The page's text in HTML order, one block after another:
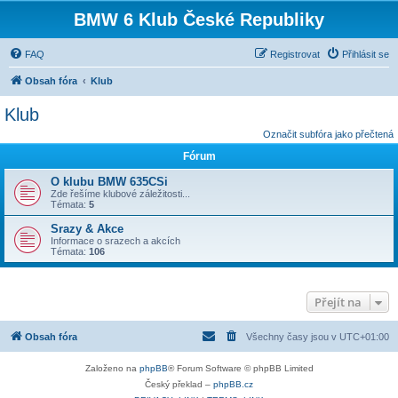
BMW 6 Klub České Republiky
FAQ Přihlásit se
Registrovat
Obsah fóra Klub
Klub
Označit subfóra jako přečtená
Fórum
O klubu BMW 635CSi
Zde řešíme klubové záležitosti...
Témata: 5
Srazy & Akce
Informace o srazech a akcích
Témata: 106
Přejít na
Obsah fóra Všechny časy jsou v UTC+01:00
Založeno na phpBB® Forum Software © phpBB Limited
Český překlad – phpBB.cz